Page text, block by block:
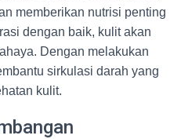
memberikan nutrisi penting
dengan baik, kulit akan
Dengan melakukan
sirkulasi darah yang
kulit.